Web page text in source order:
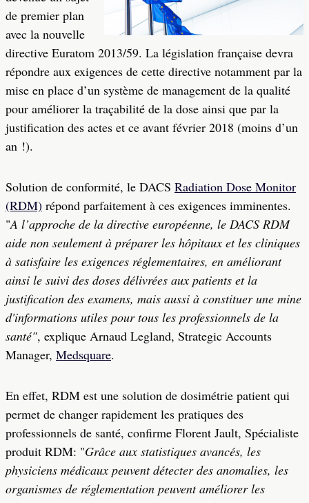
de premier plan
avec la nouvelle
directive Euratom 2013/59. La législation française devra
répondre aux exigences de cette directive notamment par la
mise en place d’un système de management de la qualité
pour améliorer la traçabilité de la dose ainsi que par la
justification des actes et ce avant février 2018 (moins d’un
an !).
Solution de conformité, le DACS Radiation Dose Monitor
(RDM) répond parfaitement à ces exigences imminentes.
"A l’approche de la directive européenne, le DACS RDM
aide non seulement à préparer les hôpitaux et les cliniques
à satisfaire les exigences réglementaires, en améliorant
ainsi le suivi des doses délivrées aux patients et la
justification des examens, mais aussi à constituer une mine
d'informations utiles pour tous les professionnels de la
santé", explique Arnaud Legland, Strategic Accounts
Manager, Medsquare.
En effet, RDM est une solution de dosimétrie patient qui
permet de changer rapidement les pratiques des
professionnels de santé, confirme Florent Jault, Spécialiste
produit RDM: "Grâce aux statistiques avancés, les
physiciens médicaux peuvent détecter des anomalies, les
organismes de réglementation peuvent améliorer les